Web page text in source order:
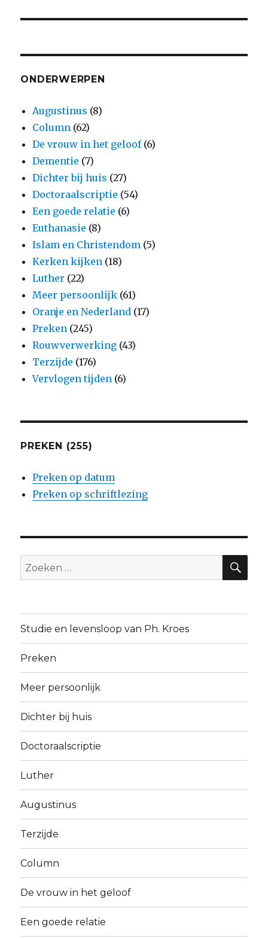
ONDERWERPEN
Augustinus (8)
Column (62)
De vrouw in het geloof(6)
Dementie (7)
Dichter bij huis (27)
Doctoraalscriptie (54)
Een goede relatie (6)
Euthanasie (8)
Islam en Christendom (5)
Kerken kijken (18)
Luther (22)
Meer persoonlijk (61)
Oranje en Nederland (17)
Preken (245)
Rouwverwerking (43)
Terzijde (176)
Vervlogen tijden (6)
PREKEN (255)
Preken op datum
Preken op schriftlezing
Zoeken
naar:
Studie en levensloop van Ph. Kroes
Preken
Meer persoonlijk
Dichter bij huis
Doctoraalscriptie
Luther
Augustinus
Terzijde
Column
De vrouw in het geloof
Een goede relatie